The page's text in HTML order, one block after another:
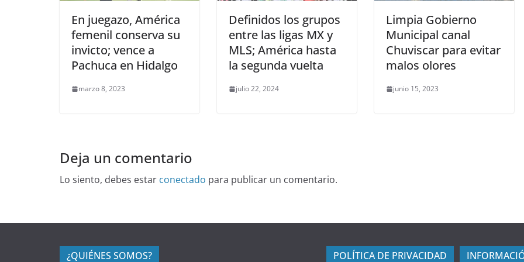
En juegazo, América
femenil conserva su
invicto; vence a
Pachuca en Hidalgo
marzo 8, 2023
Definidos los grupos
entre las ligas MX y
MLS; América hasta
la segunda vuelta
julio 22, 2024
Limpia Gobierno
Municipal canal
Chuviscar para evitar
malos olores
junio 15, 2023
Deja un comentario
Lo siento, debes estar conectado para publicar un comentario.
¿QUIÉNES SOMOS? POLÍTICA DE PRIVACIDAD